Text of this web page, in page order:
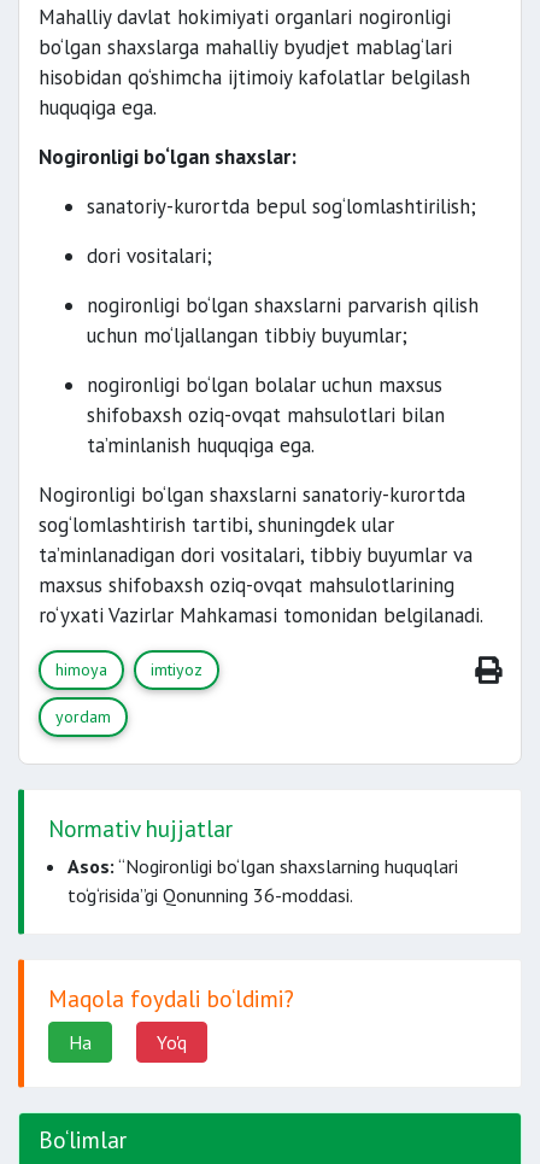
Mahalliy davlat hokimiyati organlari nogironligi
bo‘lgan shaxslarga mahalliy byudjet mablag‘lari
hisobidan qo‘shimcha ijtimoiy kafolatlar belgilash
huquqiga ega.
Nogironligi bo‘lgan shaxslar:
sanatoriy-kurortda bepul sog‘lomlashtirilish;
dori vositalari;
nogironligi bo‘lgan shaxslarni parvarish qilish
uchun mo‘ljallangan tibbiy buyumlar;
nogironligi bo‘lgan bolalar uchun maxsus
shifobaxsh oziq-ovqat mahsulotlari bilan
ta’minlanish huquqiga ega.
Nogironligi bo‘lgan shaxslarni sanatoriy-kurortda
sog‘lomlashtirish tartibi, shuningdek ular
ta’minlanadigan dori vositalari, tibbiy buyumlar va
maxsus shifobaxsh oziq-ovqat mahsulotlarining
ro‘yxati Vazirlar Mahkamasi tomonidan belgilanadi.
himoya imtiyoz
yordam
Normativ hujjatlar
Asos: “Nogironligi bo‘lgan shaxslarning huquqlari
to‘g‘risida”gi Qonunning 36-moddasi.
Maqola foydali bo‘ldimi?
Ha Yo'q
Bo‘limlar